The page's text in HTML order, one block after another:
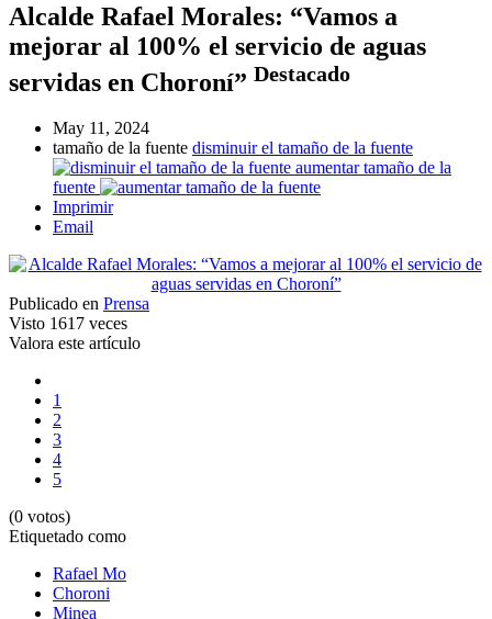
Alcalde Rafael Morales: “Vamos a
mejorar al 100% el servicio de aguas
servidas en Choroní” Destacado
May 11, 2024
tamaño de la fuente disminuir el tamaño de la fuente
aumentar tamaño de la
fuente
Imprimir
Email
Publicado en Prensa
Visto 1617 veces
Valora este artículo
1
2
3
4
5
(0 votos)
Etiquetado como
Rafael Mo
Choroni
Minea